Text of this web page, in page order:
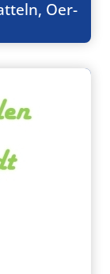
Oer-